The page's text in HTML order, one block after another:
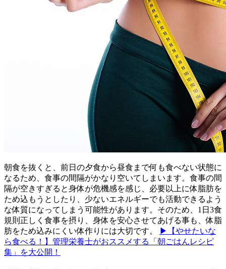
朝食を抜くと、前日の夕食から昼食まで何も食べない状態に
なるため、食事の間隔がかなり空いてしまいます。食事の間
隔が空きすぎると身体が危機感を感じ、必要以上に体脂肪を
ため込もうとしたり、少ないエネルギーでも活動できるよう
な体質になってしまう可能性があります。そのため、1日3食
規則正しく食事を摂り、身体を安心させてあげる事も、体脂
肪をため込みにくい体作りには大切です。
▶【やせたいな
ら食べる！】管理栄養士がおススメする「朝ごはんレシピ
集」を大公開！